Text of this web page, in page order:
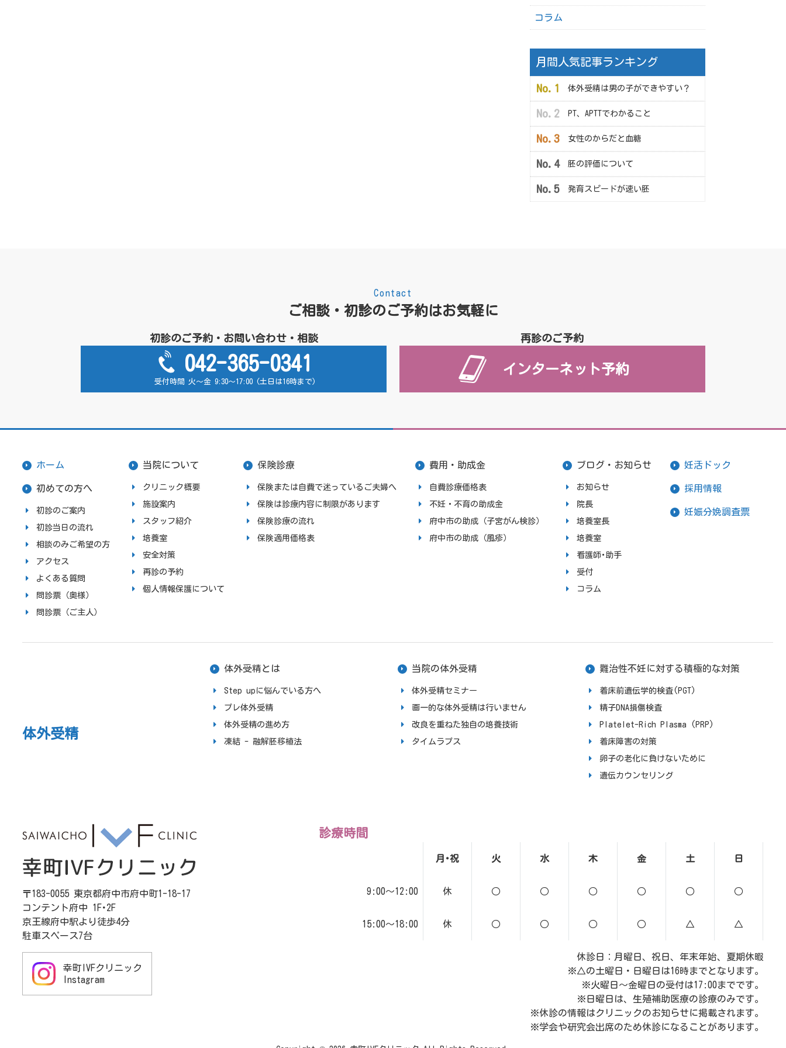
コラム
月間人気記事ランキング
体外受精は男の子ができやすい？
PT、APTTでわかること
女性のからだと血糖
胚の評価について
発育スピードが速い胚
ご相談・初診のご予約はお気軽に
Contact
初診のご予約・お問い合わせ・相談
042-365-0341
受付時間 火～金 9:30～17:00 (土日は16時まで)
再診のご予約
インターネット予約
ホーム
初めての方へ
初診のご案内
初診当日の流れ
相談のみご希望の方
アクセス
よくある質問
問診票（奥様）
問診票（ご主人）
当院について
クリニック概要
施設案内
スタッフ紹介
培養室
安全対策
再診の予約
個人情報保護について
保険診療
保険または自費で迷っているご夫婦へ
保険は診療内容に制限があります
保険診療の流れ
保険適用価格表
費用・助成金
自費診療価格表
不妊・不育の助成金
府中市の助成（子宮がん検診）
府中市の助成（風疹）
ブログ・お知らせ
お知らせ
院長
培養室長
培養室
看護師･助手
受付
コラム
妊活ドック
採用情報
妊娠分娩調査票
体外受精
体外受精とは
Step upに悩んでいる方へ
プレ体外受精
体外受精の進め方
凍結 - 融解胚移植法
当院の体外受精
体外受精セミナー
画一的な体外受精は行いません
改良を重ねた独自の培養技術
タイムラプス
難治性不妊に対する積極的な対策
着床前遺伝学的検査(PGT)
精子DNA損傷検査
Platelet-Rich Plasma (PRP)
着床障害の対策
卵子の老化に負けないために
遺伝カウンセリング
〒183-0055 東京都府中市府中町1-18-17
コンテント府中 1F･2F
京王線府中駅より徒歩4分
駐車スペース7台
幸町IVFクリニック
Instagram
診療時間
月･祝 火 水 木 金 土 日
9:00～12:00 休 ○ ○ ○ ○ ○ ○
15:00～18:00 休 ○ ○ ○ ○ △ △
休診日：月曜日、祝日、年末年始、夏期休暇
※△の土曜日・日曜日は16時までとなります。
※火曜日～金曜日の受付は17:00までです。
※日曜日は、生殖補助医療の診療のみです。
※休診の情報はクリニックのお知らせに掲載されます。
※学会や研究会出席のため休診になることがあります。